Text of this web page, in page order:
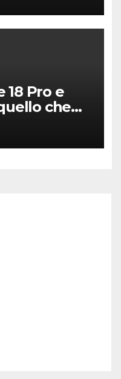
18 Pro e
che